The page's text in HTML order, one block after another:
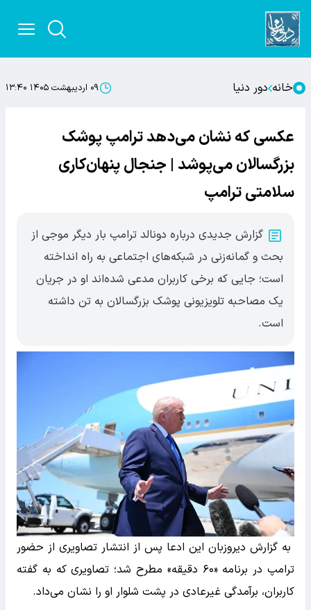
خانه دور دنیا ۰۹ اردیبهشت ۱۴۰۵ ۱۳:۴۰
عکسی که نشان می‌دهد ترامپ پوشک
بزرگسالان می‌پوشد | جنجال پنهان‌کاری
سلامتی ترامپ
گزارش جدیدی درباره دونالد ترامپ بار دیگر موجی از
بحث و گمانه‌زنی در شبکه‌های اجتماعی به راه انداخته
است؛ جایی که برخی کاربران مدعی شده‌اند او در جریان
یک مصاحبه تلویزیونی پوشک بزرگسالان به تن داشته
است.
به گزارش دیروزبان این ادعا پس از انتشار تصاویری از حضور
ترامپ در برنامه «۶۰ دقیقه» مطرح شد؛ تصاویری که به گفته
کاربران، برآمدگی غیرعادی در پشت شلوار او را نشان می‌داد.